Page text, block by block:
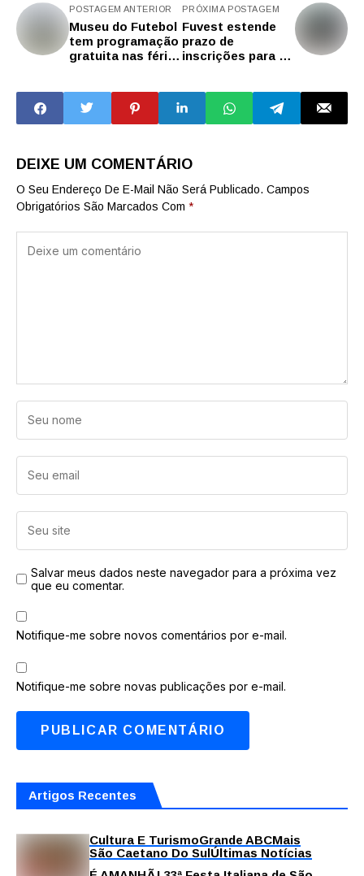
POSTAGEM ANTERIOR
Museu do Futebol
tem programação
gratuita nas férias
inspiradas nas
Copas do Mundo
PRÓXIMA POSTAGEM
Fuvest estende
prazo de
inscrições para o
DEIXE UM COMENTÁRIO
O Seu Endereço De E-Mail Não Será Publicado. Campos
Obrigatórios São Marcados Com *
Salvar meus dados neste navegador para a próxima vez
que eu comentar.
Notifique-me sobre novos comentários por e-mail.
Notifique-me sobre novas publicações por e-mail.
Artigos Recentes
Cultura E TurismoGrande ABCMais
São Caetano Do SulÚltimas Notícias